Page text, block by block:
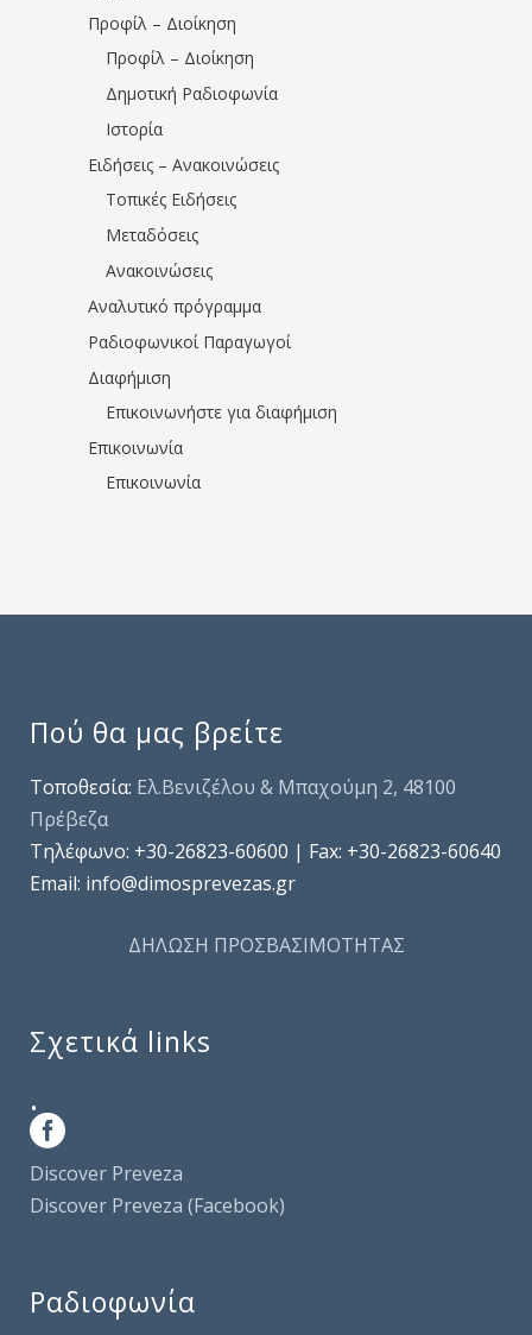
Προφίλ – Διοίκηση
Προφίλ – Διοίκηση
Δημοτική Ραδιοφωνία
Ιστορία
Ειδήσεις – Ανακοινώσεις
Τοπικές Ειδήσεις
Μεταδόσεις
Ανακοινώσεις
Αναλυτικό πρόγραμμα
Ραδιοφωνικοί Παραγωγοί
Διαφήμιση
Επικοινωνήστε για διαφήμιση
Επικοινωνία
Επικοινωνία
Πού θα μας βρείτε
Τοποθεσία: Ελ.Βενιζέλου & Μπαχούμη 2, 48100
Πρέβεζα
Τηλέφωνo: +30-26823-60600 | Fax: +30-26823-60640
Email: info@dimosprevezas.gr
ΔΗΛΩΣΗ ΠΡΟΣΒΑΣΙΜΟΤΗΤΑΣ
Σχετικά links
.
Discover Preveza
Discover Preveza (Facebook)
Ραδιοφωνία